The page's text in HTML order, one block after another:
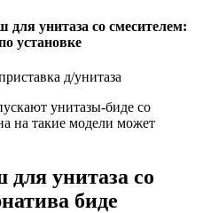
унитаза со смесителем:
установке
унитазы-биде со
на такие модели может
унитаза со
биде